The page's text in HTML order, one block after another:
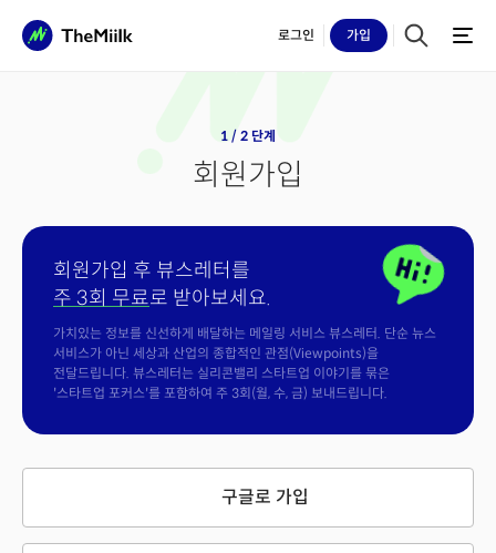
로그인 가입
1 / 2 단계
회원가입
회원가입 후 뷰스레터를
주 3회 무료로 받아보세요.
가치있는 정보를 신선하게 배달하는 메일링 서비스 뷰스레터. 단순 뉴스
서비스가 아닌 세상과 산업의 종합적인 관점(Viewpoints)을
전달드립니다. 뷰스레터는 실리콘밸리 스타트업 이야기를 묶은
'스타트업 포커스'를 포함하여 주 3회(월, 수, 금) 보내드립니다.
구글로 가입